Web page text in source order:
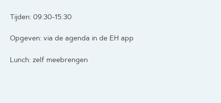
Tijden: 09:30-15:30
Opgeven: via de agenda in de EH app
Lunch: zelf meebrengen